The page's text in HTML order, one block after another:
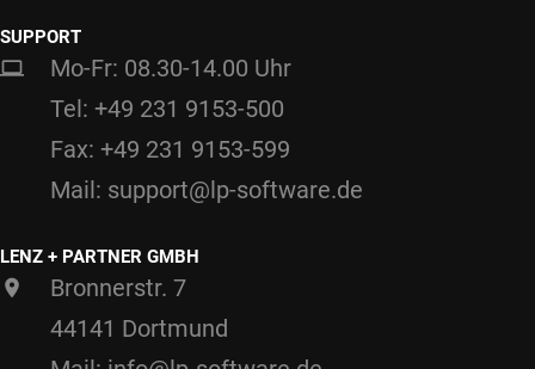
SUPPORT
Mo-Fr: 08.30-14.00 Uhr
Tel: +49 231 9153-500
Fax: +49 231 9153-599
Mail: support@lp-software.de
LENZ + PARTNER GMBH
Bronnerstr. 7
44141 Dortmund